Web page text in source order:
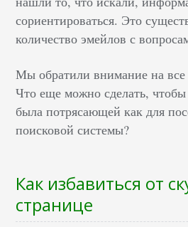
сориентироваться. Это
количество эмейлов с
Мы обратили внимание на все
Что еще можно сделать, чтобы
была потрясающей как для
поисковой системы?
Как избавиться от
странице